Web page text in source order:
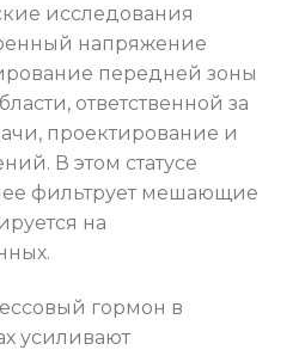
исследования
напряжение
передней зоны
ответственной за
проектирование и
В этом статусе
фильтрует мешающие
на
гормон в
усиливают